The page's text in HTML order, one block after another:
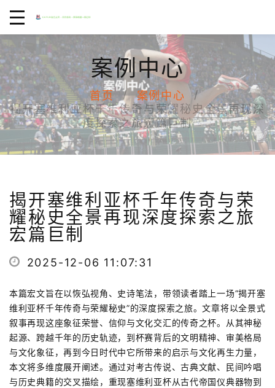
案例中心
首页
案例中心
揭开塞维利亚杯千年传奇与荣耀秘史全景再现深
度探索之旅宏篇巨制
揭开塞维利亚杯千年传奇与荣
耀秘史全景再现深度探索之旅
宏篇巨制
2025-12-06 11:07:31
本篇宏文旨在以恢弘视角、史诗笔法，带领读者踏上一场“揭开塞
维利亚杯千年传奇与荣耀秘史”的深度探索之旅。文章将以全景式
叙事再现这座象征荣誉、信仰与文化交汇的传奇之杯。从其神秘
起源、跨越千年的历史轨迹，到杯赛背后的文明精神、审美格局
与文化象征，再到今日时代中它所带来的启示与文化再生力量，
本文将多维度展开阐述。通过对考古传说、古典文献、民间吟唱
与历史典籍的交叉描绘，重现塞维利亚杯从古代帝国仪典器物到